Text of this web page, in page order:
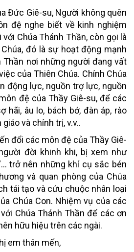
Đức Giê-su, Người không quên
đệ nghe biết về kinh nghiệm
Chúa Thánh Thần, còn gọi là
đó là sự hoạt động mạnh
Thần nơi những người đang vất
của Thiên Chúa. Chính Chúa
động lực, nguồn trợ lực, nguồn
đệ của Thầy Giê-su, để các
hãi, âu lo, bách bớ, đàn áp, rào
và chính trị, v.v..
đổi các môn đệ của Thầy Giê-
đời khinh khi, bị xem như
trở nên những khí cụ sắc bén
và quan phòng của Chúa
tái tạo và cứu chuộc nhân loại
Chúa Con. Nhiệm vụ của các
Chúa Thánh Thần để các ơn
hữu hiệu trên các ngài.
em thân mến,